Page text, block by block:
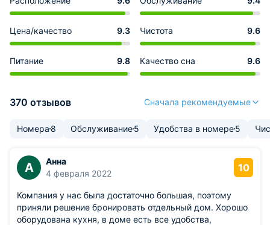
Цена/качество 9.3 Чистота 9.6
Питание 9.8 Качество сна 9.6
370 отзывов Сначала рекомендуемые
Номера 8 Обслуживание5 Удобства в номере5
А
Анна
4 февраля 2022
10
Компания у нас была достаточно большая, поэтому
приняли решение бронировать отдельный дом. Хорошо
оборудована кухня, в доме есть все удобства,